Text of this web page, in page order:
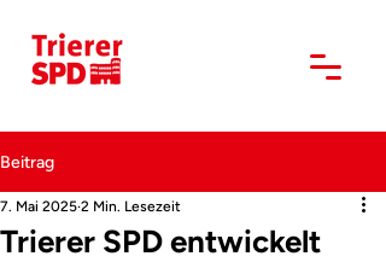
Beitrag
Trierer SPD entwickelt
7. Mai 2025 2 Min. Lesezeit